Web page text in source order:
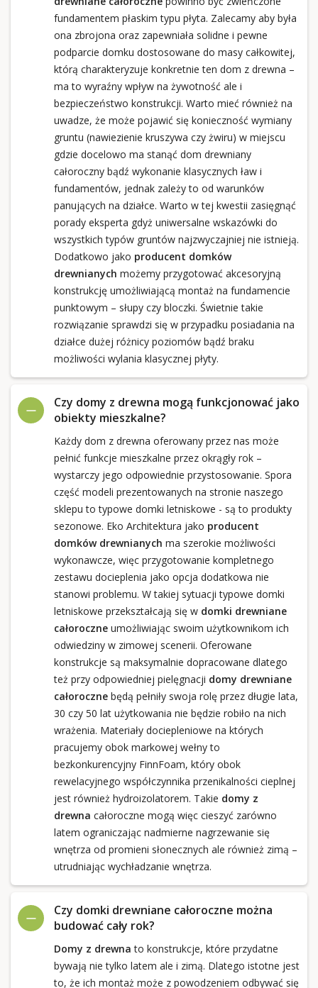
fundamentem płaskim typu płyta. Zalecamy aby była
ona zbrojona oraz zapewniała solidne i pewne
podparcie domku dostosowane do masy całkowitej,
którą charakteryzuje konkretnie ten dom z drewna –
ma to wyraźny wpływ na żywotność ale i
bezpieczeństwo konstrukcji. Warto mieć również na
uwadze, że może pojawić się konieczność wymiany
gruntu (nawiezienie kruszywa czy żwiru) w miejscu
gdzie docelowo ma stanąć dom drewniany
całoroczny bądź wykonanie klasycznych ław i
fundamentów, jednak zależy to od warunków
panujących na działce. Warto w tej kwestii zasięgnąć
porady eksperta gdyż uniwersalne wskazówki do
wszystkich typów gruntów najzwyczajniej nie istnieją.
Dodatkowo jako producent domków
drewnianych możemy przygotować akcesoryjną
konstrukcję umożliwiającą montaż na fundamencie
punktowym – słupy czy bloczki. Świetnie takie
rozwiązanie sprawdzi się w przypadku posiadania na
działce dużej różnicy poziomów bądź braku
możliwości wylania klasycznej płyty.
Czy domy z drewna mogą funkcjonować jako
obiekty mieszkalne?
Każdy dom z drewna oferowany przez nas może
pełnić funkcje mieszkalne przez okrągły rok –
wystarczy jego odpowiednie przystosowanie. Spora
część modeli prezentowanych na stronie naszego
sklepu to typowe domki letniskowe - są to produkty
sezonowe. Eko Architektura jako producent
domków drewnianych ma szerokie możliwości
wykonawcze, więc przygotowanie kompletnego
zestawu docieplenia jako opcja dodatkowa nie
stanowi problemu. W takiej sytuacji typowe domki
letniskowe przekształcają się w domki drewniane
całoroczneumożliwiając swoim użytkownikom ich
odwiedziny w zimowej scenerii. Oferowane
konstrukcje są maksymalnie dopracowane dlatego
też przy odpowiedniej pielęgnacji domy drewniane
całorocznebędą pełniły swoja rolę przez długie lata,
30 czy 50 lat użytkowania nie będzie robiło na nich
wrażenia. Materiały dociepleniowe na których
pracujemy obok markowej wełny to
bezkonkurencyjny FinnFoam, który obok
rewelacyjnego współczynnika przenikalności cieplnej
jest również hydroizolatorem. Takie domy z
drewna całoroczne mogą więc cieszyć zarówno
latem ograniczając nadmierne nagrzewanie się
wnętrza od promieni słonecznych ale również zimą –
utrudniając wychładzanie wnętrza.
Czy domki drewniane całoroczne można
budować cały rok?
Domy z drewna to konstrukcje, które przydatne
bywają nie tylko latem ale i zimą. Dlatego istotne jest
to, że ich montaż może z powodzeniem odbywać się